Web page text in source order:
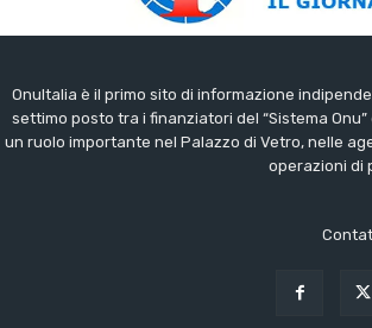
OnuItalia è il primo sito di informazione
settimo posto tra i finanziatori del “Sistema
un ruolo importante nel Palazzo di Vetro, nelle
operazioni di